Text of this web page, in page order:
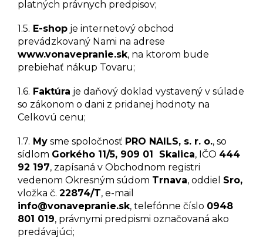
platných právnych predpisov;
1.5. E-shop je internetový obchod
prevádzkovaný Nami na adrese
www.vonavepranie.sk, na ktorom bude
prebiehať nákup Tovaru;
1.6. Faktúra je daňový doklad vystavený v súlade
so zákonom o dani z pridanej hodnoty na
Celkovú cenu;
1.7. My sme spoločnosť PRO NAILS, s. r. o., so
sídlom Gorkého 11/5, 909 01 Skalica, IČO 444
92 197, zapísaná v Obchodnom registri
vedenom Okresným súdom Trnava, oddiel Sro,
vložka č. 22874/T, e-mail
info@vonavepranie.sk, telefónne číslo 0948
801 019, právnymi predpismi označovaná ako
predávajúci;